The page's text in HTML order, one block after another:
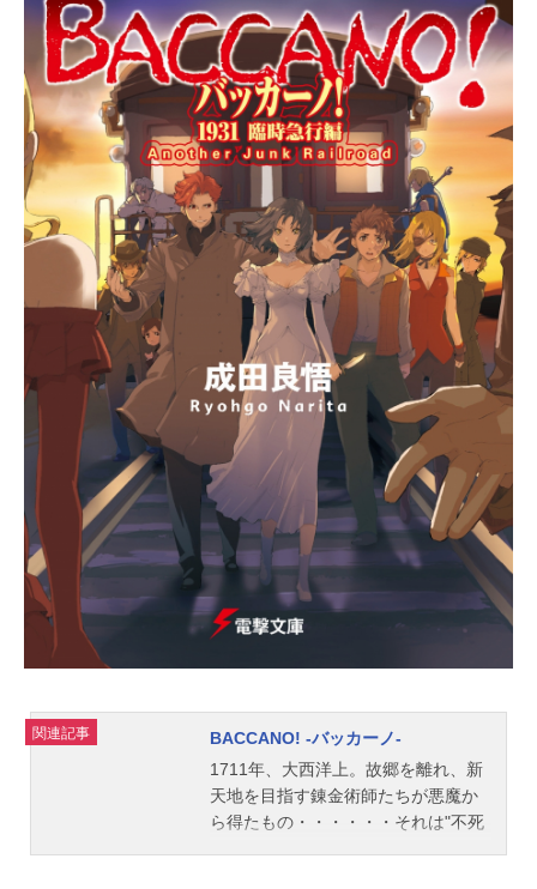
関連記事
BACCANO! -バッカーノ-
1711年、大西洋上。故郷を離れ、新
天地を目指す錬金術師たちが悪魔か
ら得たもの・・・・・・それは"不死